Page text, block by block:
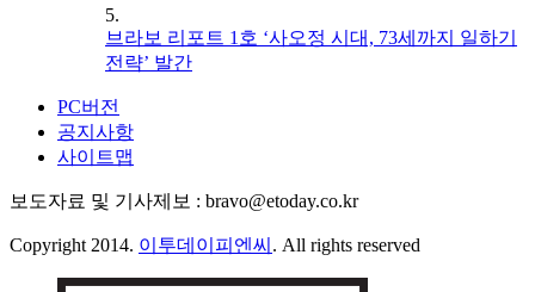
5.
브라보 리포트 1호 ‘사오정 시대, 73세까지 일하기
전략’ 발간
PC버전
공지사항
사이트맵
보도자료 및 기사제보 : bravo@etoday.co.kr
Copyright 2014. 이투데이피엔씨 . All rights reserved